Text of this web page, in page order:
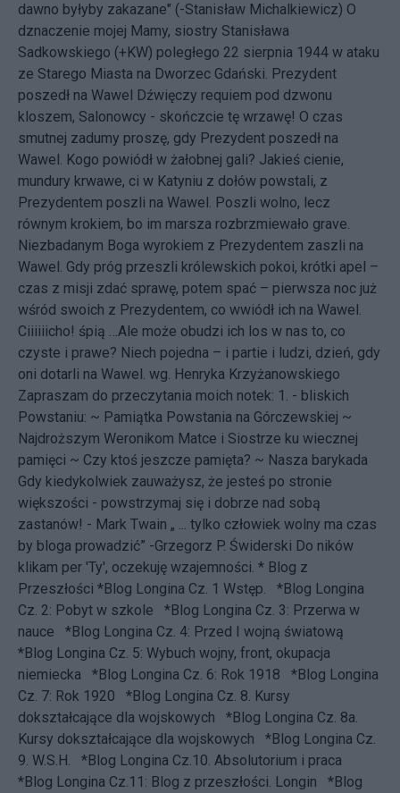
dawno byłyby zakazane" (-Stanisław Michalkiewicz) O
dznaczenie mojej Mamy, siostry Stanisława
Sadkowskiego (+KW) poległego 22 sierpnia 1944 w ataku
ze Starego Miasta na Dworzec Gdański. Prezydent
poszedł na Wawel Dźwięczy requiem pod dzwonu
kloszem, Salonowcy - skończcie tę wrzawę! O czas
smutnej zadumy proszę, gdy Prezydent poszedł na
Wawel. Kogo powiódł w żałobnej gali? Jakieś cienie,
mundury krwawe, ci w Katyniu z dołów powstali, z
Prezydentem poszli na Wawel. Poszli wolno, lecz
równym krokiem, bo im marsza rozbrzmiewało grave.
Niezbadanym Boga wyrokiem z Prezydentem zaszli na
Wawel. Gdy próg przeszli królewskich pokoi, krótki apel –
czas z misji zdać sprawę, potem spać – pierwsza noc już
wśród swoich z Prezydentem, co wwiódł ich na Wawel.
Ciiiiiicho! śpią …Ale może obudzi ich los w nas to, co
czyste i prawe? Niech pojedna – i partie i ludzi, dzień, gdy
oni dotarli na Wawel. wg. Henryka Krzyżanowskiego
Zapraszam do przeczytania moich notek: 1. - bliskich
Powstaniu: ~ Pamiątka Powstania na Górczewskiej ~
Najdroższym Weronikom Matce i Siostrze ku wiecznej
pamięci ~ Czy ktoś jeszcze pamięta? ~ Nasza barykada
Gdy kiedykolwiek zauważysz, że jesteś po stronie
większości - powstrzymaj się i dobrze nad sobą
zastanów! - Mark Twain „ ... tylko człowiek wolny ma czas
by bloga prowadzić” -Grzegorz P. Świderski Do ników
klikam per 'Ty', oczekuję wzajemności. * Blog z
Przeszłości *Blog Longina Cz. 1 Wstęp.
*Blog Longina
Cz. 2: Pobyt w szkole
*Blog Longina Cz. 3: Przerwa w
nauce
*Blog Longina Cz. 4: Przed I wojną światową
*Blog Longina Cz. 5: Wybuch wojny, front, okupacja
niemiecka
*Blog Longina Cz. 6: Rok 1918
*Blog Longina
Cz. 7: Rok 1920
*Blog Longina Cz. 8. Kursy
dokształcające dla wojskowych
*Blog Longina Cz. 8a.
Kursy dokształcające dla wojskowych
*Blog Longina Cz.
9. W.S.H.
*Blog Longina Cz.10. Absolutorium i praca
*Blog Longina Cz.11: Blog z przeszłości. Longin
*Blog